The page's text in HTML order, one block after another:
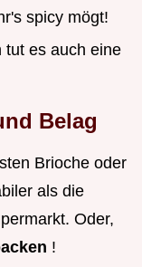
spicy mögt!
tut es auch eine
Belag
Brioche oder
als die
Oder,
!